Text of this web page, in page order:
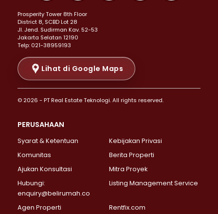
Properti Dijual di Menteng >
Properti Dijual di Senen >
Properti Dijual di Tanah Abang >
Properti Dijual di Cikini >
Properti Dijual di Kramat >
Properti Dijual di Pasar Baru >
Properti Dijual di Bendungan Hilir >
Properti Dijual di Jakarta Selatan >
Properti Dijual di Lebak Bulus >
Properti Dijual di Gandaria Selatan >
Properti Dijual di Pondok Labu >
Properti Dijual di Lenteng Agung >
Properti Dijual di Senayan >
Properti Dijual di Pondok Pinang >
Prosperity Tower 8th Floor
District 8, SCBD Lot 28
JI. Jend. Sudirman Kav. 52-53
Jakarta Selatan 12190
Telp: 021-38959193
Lihat di Google Maps
© 2026 - PT Real Estate Teknologi. All rights reserved.
PERUSAHAAN
Syarat & Ketentuan
Kebijakan Privasi
Komunitas
Berita Properti
Ajukan Konsultasi
Mitra Proyek
Hubungi:
enquiry@belirumah.co
Listing Management Service
Agen Properti Rentfix.com